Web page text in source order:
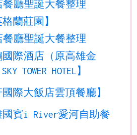
廳聖誕大餐整理
格蘭莊園】
餐廳聖誕大餐整理
國際酒店（原高雄金
TOWER HOTEL】
國際大飯店雲頂餐廳】
國賓i River愛河自助餐